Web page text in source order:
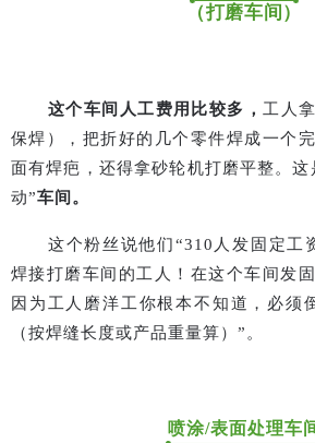
（打磨车间）
这个车间人工费用比较多， 工人
保焊），把折好的几个零件焊成一个
面有焊疤，还得拿砂轮机打磨平整。这
动”车间。
这个粉丝说他们“310 人发固定工
焊接打磨车间的工人！在这个车间发
因为工人磨洋工你根本不知道，必须
（按焊缝长度或产品重量算） ” 。
喷涂/表面处理车